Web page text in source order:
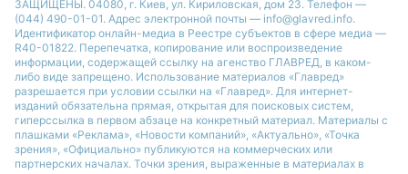
ЗАЩИЩЕНЫ. 04080, г. Киев, ул. Кириловская, дом 23. Телефон —
(044) 490-01-01. Адрес электронной почты — info@glavred.info.
Идентификатор онлайн-медиа в Реестре cубъектов в сфере медиа —
R40-01822. Перепечатка, копирование или воспроизведение
информации, содержащей ссылку на агенство ГЛАВРЕД, в каком-
либо виде запрещено. Использование материалов «Главред»
разрешается при условии ссылки на «Главред». Для интернет-
изданий обязательна прямая, открытая для поисковых систем,
гиперссылка в первом абзаце на конкретный материал. Материалы с
плашками «Реклама», «Новости компаний», «Актуально», «Точка
зрения», «Официально» публикуются на коммерческих или
партнерских началах. Точки зрения, выраженные в материалах в